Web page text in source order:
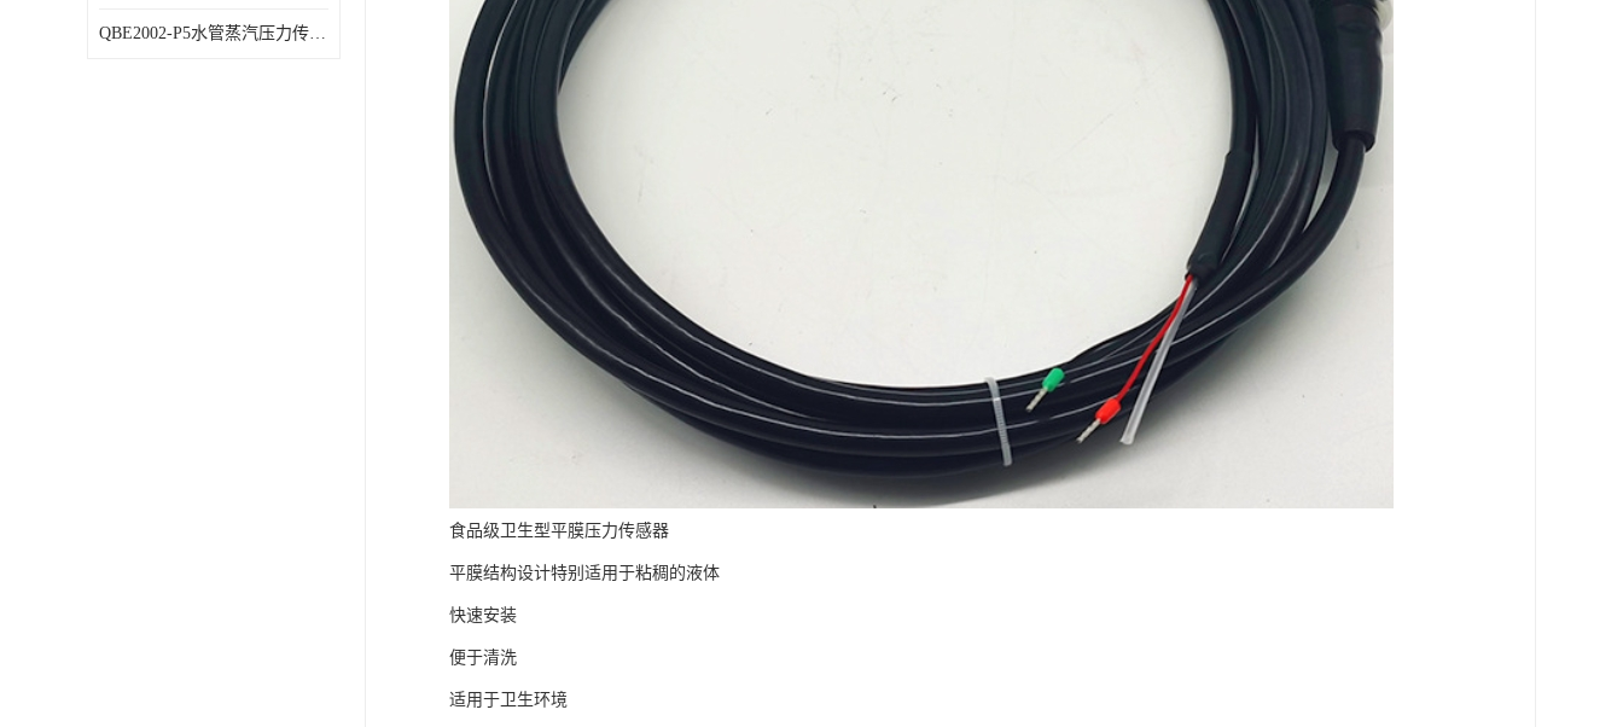
QBE2002-P5水管蒸汽压力传感器西门子产品技术规格
食品级卫生型平膜压力传感器
平膜结构设计特别适用于粘稠的液体
快速安装
便于清洗
适用于卫生环境